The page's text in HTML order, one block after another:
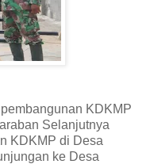
KDKMP
Selanjutnya
KDKMP di Desa
ke Desa